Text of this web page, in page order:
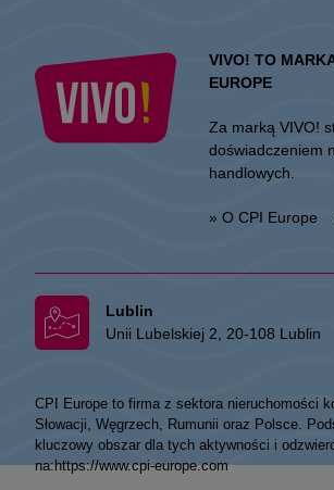
VIVO! TO
EUROPE
Za marką VIVO!
doświadczeniem
handlowych.
» O CPI Europe
Lublin
Unii Lubelskiej 2, 20-108 Lublin
CPI Europe to firma z sektora nieruchomości
Słowacji, Węgrzech, Rumunii oraz Polsce.
kluczowy obszar dla tych aktywności i
na:https://www.cpi-europe.com